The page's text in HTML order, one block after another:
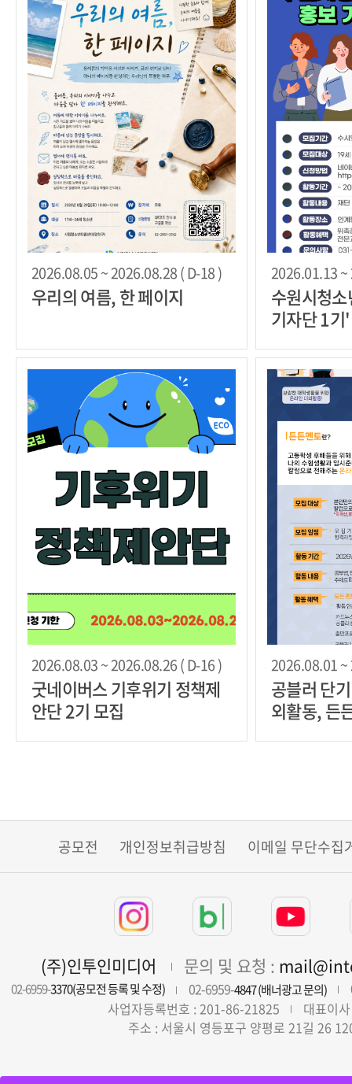
2026.08.05 ~ 2026.08.28 ( D-18 )
우리의 여름, 한 페이지
2026.01.13
수원시청
기자단 1기
2026.08.03 ~ 2026.08.26 ( D-16 )
굿네이버스 기후위기 정책제
안단 2기 모집
2026.08.01 ~
공블러 단
외활동, 든
공모전 개인정보취급방침 이메일 무단수집
(주)인투인미디어 문의 및 요청 :
02-6959-3370(공모전 등록 및 수정) 02-6959-4847 (배너광고 문의)
사업자등록번호 : 201-86-21825
대표이
주소 : 서울시 영등포구 양평로 21길 26